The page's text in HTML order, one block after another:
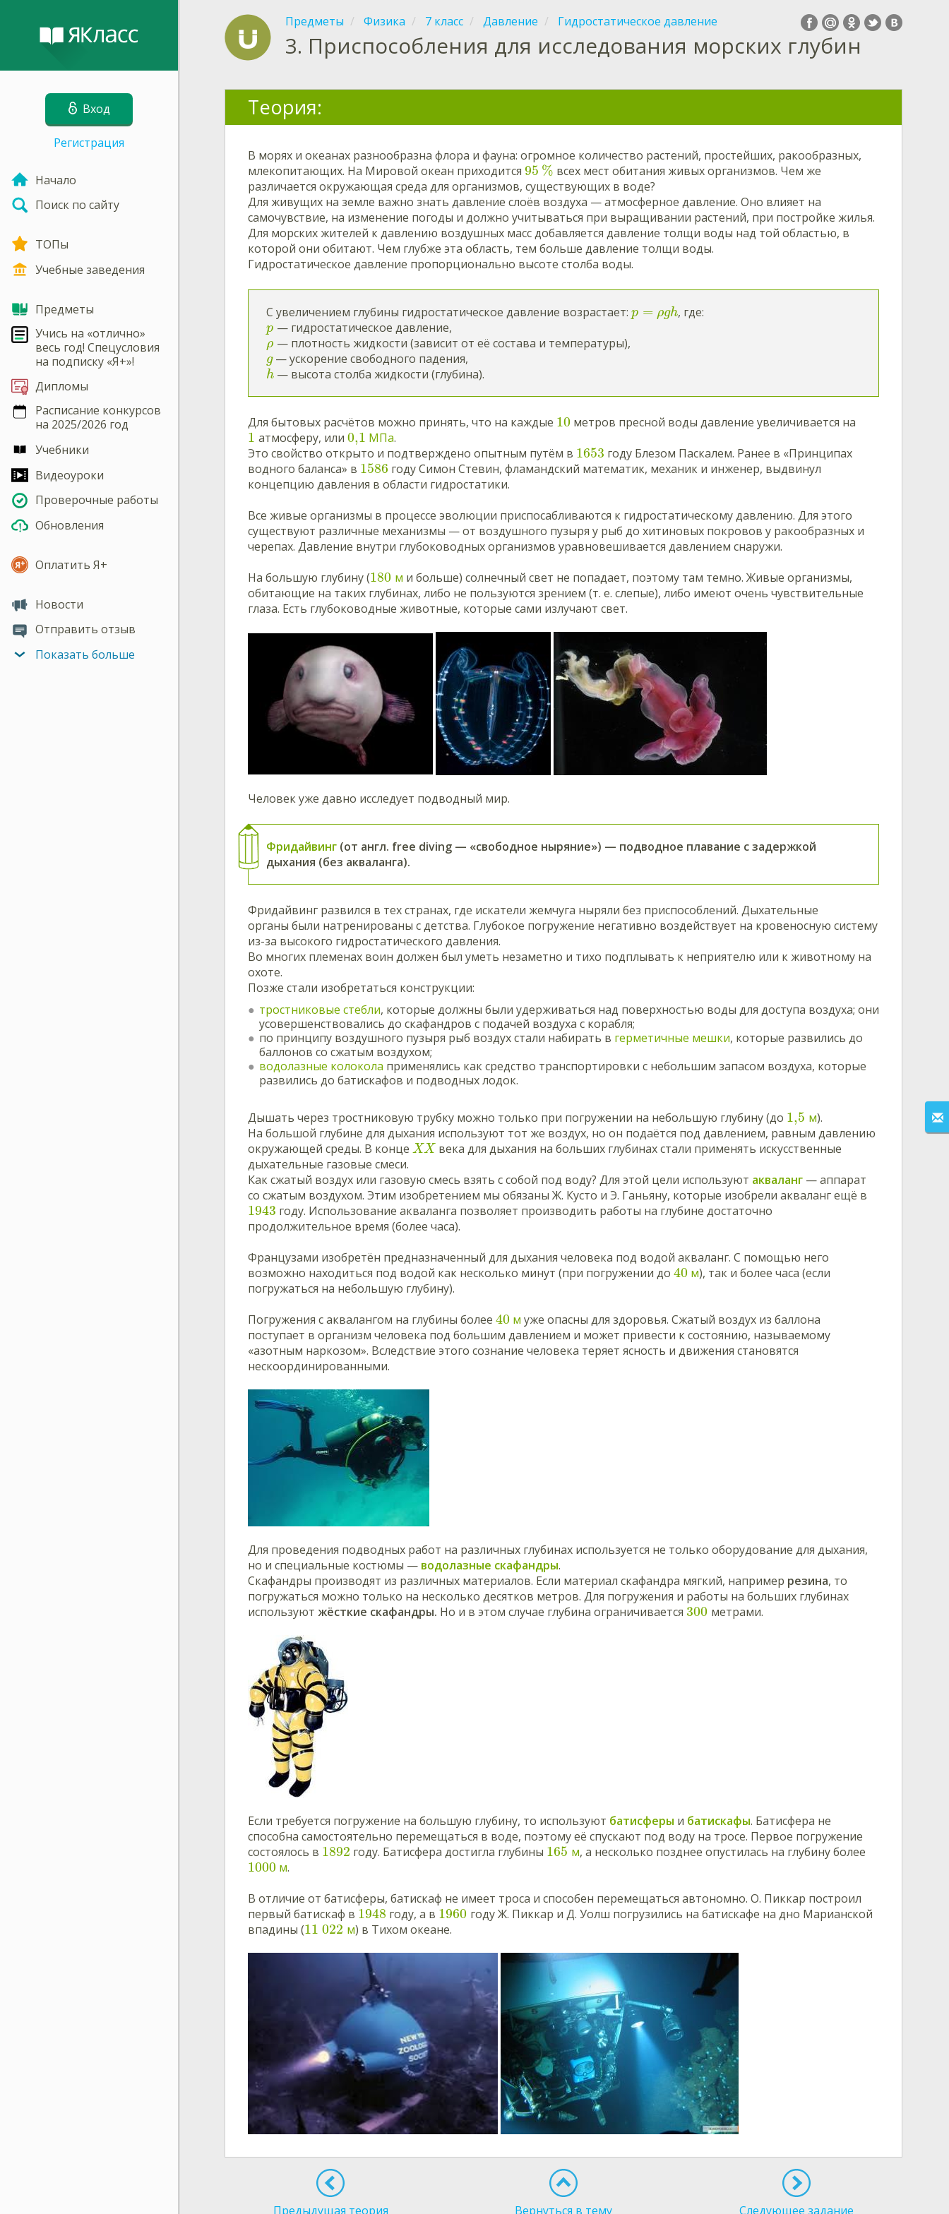
Вход
Регистрация
Начало
Поиск по сайту
ТОПы
Учебные заведения
Предметы
Учись на «отлично»
весь год! Спецусловия
на подписку «Я+»!
Дипломы
Расписание конкурсов
на 2025/2026 год
Учебники
Видеоуроки
Проверочные работы
Обновления
Оплатить Я+
Новости
Отправить отзыв
Показать больше
Предметы Физика 7 класс Давление Гидростатическое давление
3. Приспособления для исследования морских глубин
Теория:
В морях и океанах разнообразна флора и фауна: огромное количество растений, простейших, ракообразных,
млекопитающих. На Мировой океан приходится 95 % всех мест обитания живых организмов. Чем же
различается окружающая среда для организмов, существующих в воде?
Для живущих на земле важно знать давление слоёв воздуха — атмосферное давление. Оно влияет на
самочувствие, на изменение погоды и должно учитываться при выращивании растений, при постройке жилья.
Для морских жителей к давлению воздушных масс добавляется давление толщи воды над той областью, в
которой они обитают. Чем глубже эта область, тем больше давление толщи воды.
Гидростатическое давление пропорционально высоте столба воды.
С увеличением глубины гидростатическое давление возрастает: p = ρgh, где:
p — гидростатическое давление,
ρ — плотность жидкости (зависит от её состава и температуры),
g— ускорение свободного падения,
h — высота столба жидкости (глубина).
Для бытовых расчётов можно принять, что на каждые 10 метров пресной воды давление увеличивается на
1 атмосферу, или 0,1 МПа.
Это свойство открыто и подтверждено опытным путём в 1653 году Блезом Паскалем. Ранее в «Принципах
водного баланса» в 1586 году Симон Стевин, фламандский математик, механик и инженер, выдвинул
концепцию давления в области гидростатики.
Все живые организмы в процессе эволюции приспосабливаются к гидростатическому давлению. Для этого
существуют различные механизмы — от воздушного пузыря у рыб до хитиновых покровов у ракообразных и
черепах. Давление внутри глубоководных организмов уравновешивается давлением снаружи.
На большую глубину (180 м и больше) солнечный свет не попадает, поэтому там темно. Живые организмы,
обитающие на таких глубинах, либо не пользуются зрением (т. е. слепые), либо имеют очень чувствительные
глаза. Есть глубоководные животные, которые сами излучают свет.
Человек уже давно исследует подводный мир.
Фридайвинг (от англ. free diving — «свободное ныряние») — подводное плавание с задержкой
дыхания (без акваланга).
Фридайвинг развился в тех странах, где искатели жемчуга ныряли без приспособлений. Дыхательные
органы были натренированы с детства. Глубокое погружение негативно воздействует на кровеносную систему
из-за высокого гидростатического давления.
Во многих племенах воин должен был уметь незаметно и тихо подплывать к неприятелю или к животному на
охоте.
Позже стали изобретаться конструкции:
тростниковые стебли, которые должны были удерживаться над поверхностью воды для доступа воздуха; они
усовершенствовались до скафандров с подачей воздуха с корабля;
по принципу воздушного пузыря рыб воздух стали набирать в герметичные мешки, которые развились до
баллонов со сжатым воздухом;
водолазные колокола применялись как средство транспортировки с небольшим запасом воздуха, которые
развились до батискафов и подводных лодок.
Дышать через тростниковую трубку можно только при погружении на небольшую глубину (до 1,5 м).
На большой глубине для дыхания используют тот же воздух, но он подаётся под давлением, равным давлению
окружающей среды. В конце XX века для дыхания на больших глубинах стали применять искусственные
дыхательные газовые смеси.
Как сжатый воздух или газовую смесь взять с собой под воду? Для этой цели используют акваланг — аппарат
со сжатым воздухом. Этим изобретением мы обязаны Ж. Кусто и Э. Ганьяну, которые изобрели акваланг ещё в
1943 году. Использование акваланга позволяет производить работы на глубине достаточно
продолжительное время (более часа).
Французами изобретён предназначенный для дыхания человека под водой акваланг. С помощью него
возможно находиться под водой как несколько минут (при погружении до 40 м), так и более часа (если
погружаться на небольшую глубину).
Погружения с аквалангом на глубины более 40 м уже опасны для здоровья. Сжатый воздух из баллона
поступает в организм человека под большим давлением и может привести к состоянию, называемому
«азотным наркозом». Вследствие этого сознание человека теряет ясность и движения становятся
нескоординированными.
Для проведения подводных работ на различных глубинах используется не только оборудование для дыхания,
но и специальные костюмы — водолазные скафандры.
Скафандры производят из различных материалов. Если материал скафандра мягкий, например резина, то
погружаться можно только на несколько десятков метров. Для погружения и работы на больших глубинах
используют жёсткие скафандры. Но и в этом случае глубина ограничивается 300 метрами.
Если требуется погружение на большую глубину, то используют батисферы и батискафы. Батисфера не
способна самостоятельно перемещаться в воде, поэтому её спускают под воду на тросе. Первое погружение
состоялось в 1892 году. Батисфера достигла глубины 165 м, а несколько позднее опустилась на глубину более
1000 м.
В отличие от батисферы, батискаф не имеет троса и способен перемещаться автономно. О. Пиккар построил
первый батискаф в 1948 году, а в 1960 году Ж. Пиккар и Д. Уолш погрузились на батискафе на дно Марианской
впадины (11 022 м) в Тихом океане.
Предыдущая теория Вернуться в тему Следующее задание